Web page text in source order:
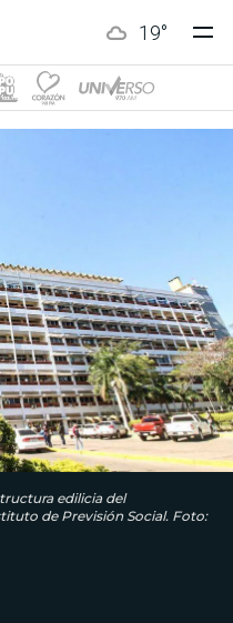
19°
edilicia del
de Previsión Social. Foto: